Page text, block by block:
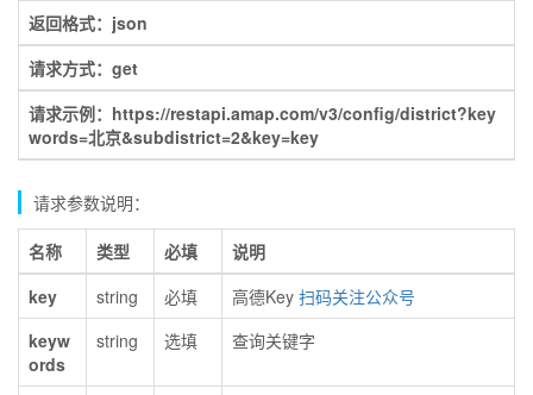
返回格式：json
请求方式：get
请求示例：https://restapi.amap.com/v3/config/district?key
words=北京&subdistrict=2&key=key
请求参数说明：
名称 类型 必填
说明
key
string 必填 高德Key 扫码关注公众号
keyw
ords
string 选填 查询关键字